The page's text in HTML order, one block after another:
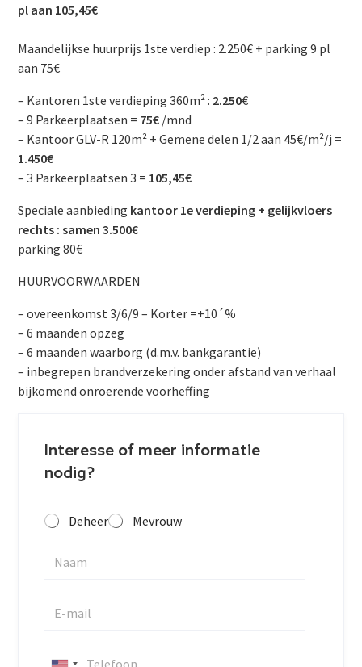
pl aan 105,45€
Maandelijkse huurprijs 1ste verdiep : 2.250€ + parking 9 pl
aan 75€
– Kantoren 1ste verdieping 360m² : 2.250€
– 9 Parkeerplaatsen = 75€ /mnd
– Kantoor GLV-R 120m² + Gemene delen 1/2 aan 45€/m²/j =
1.450€
– 3 Parkeerplaatsen 3 = 105,45€
Speciale aanbieding kantoor 1e verdieping + gelijkvloers
rechts : samen 3.500€
parking 80€
HUURVOORWAARDEN
– overeenkomst 3/6/9 – Korter =+10´%
– 6 maanden opzeg
– 6 maanden waarborg (d.m.v. bankgarantie)
– inbegrepen brandverzekering onder afstand van verhaal
bijkomend onroerende voorheffing
Interesse of meer informatie
nodig?
Deheer Mevrouw